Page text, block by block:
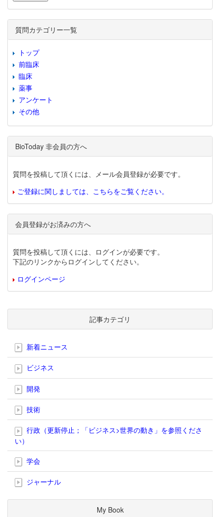
質問カテゴリー一覧
トップ
前臨床
臨床
薬事
アンケート
その他
BioToday 非会員の方へ
質問を投稿して頂くには、メール会員登録が必要です。
ご登録に関しましては、こちらをご覧ください。
会員登録がお済みの方へ
質問を投稿して頂くには、ログインが必要です。
下記のリンクからログインしてください。
ログインページ
記事カテゴリ
新着ニュース
ビジネス
開発
技術
行政（更新停止；「ビジネス>世界の動き」を参照くださ
い）
学会
ジャーナル
My Book